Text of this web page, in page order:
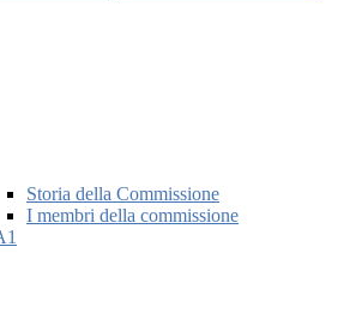
Storia della Commissione
I membri della commissione